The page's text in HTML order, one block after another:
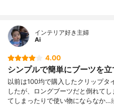
インテリア好き主婦
Ai
4.00
シンプルで簡単にブーツを
以前は100均で購入したクリップタ
したが、ロングブーツだと倒れて
てしまったりで使い物にならなか…